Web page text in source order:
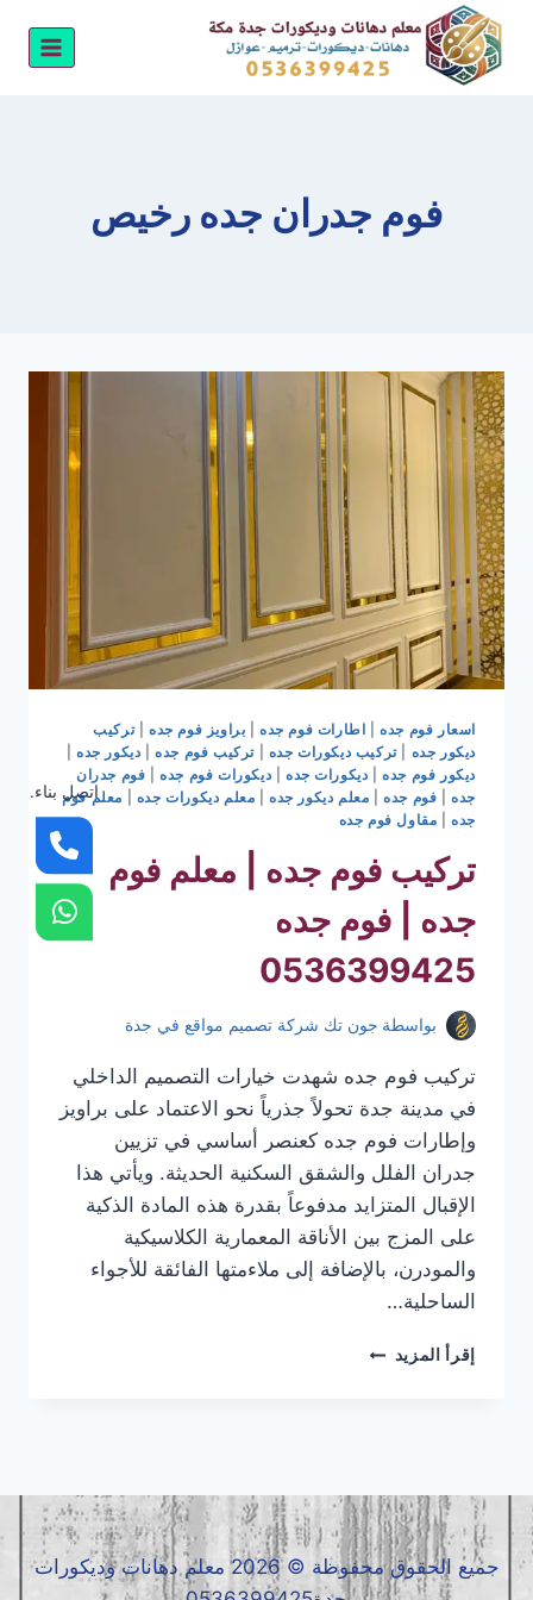
التجاوز
المحتوى
فوم جدران جده رخيص
اسعار فوم جده| اطارات فوم جده| براويز فوم جده |تركيب
ديكور جده |تركيب ديكورات جده |تركيب فوم جده| ديكور جده|
ديكور فوم جده| ديكورات جده ديكورات فوم جده| فوم جدران
جده| فوم جده| معلم ديكور جده| معلم ديكورات جده
معلم فوم
جده| مقاول فوم جده
تركيب فوم جده | معلم فوم
جده | فوم جده
0536399425
بواسطة جون تك شركة تصميم مواقع في جدة
تركيب فوم جده شهدت خيارات التصميم الداخلي
في مدينة جدة تحولاً جذرياً نحو الاعتماد على براويز
وإطارات فوم جده كعنصر أساسي في تزيين
جدران الفلل والشقق السكنية الحديثة. ويأتي هذا
الإقبال المتزايد مدفوعاً بقدرة هذه المادة الذكية
على المزج بين الأناقة المعمارية الكلاسيكية
والمودرن، بالإضافة إلى ملاءمتها الفائقة للأجواء
الساحلية…
إقرأ المزيد تركيب
جده
|
فوم
جده
جميع الحقوق محفوظة © 2026 معلم دهانات وديكورات
اتصل بناء.